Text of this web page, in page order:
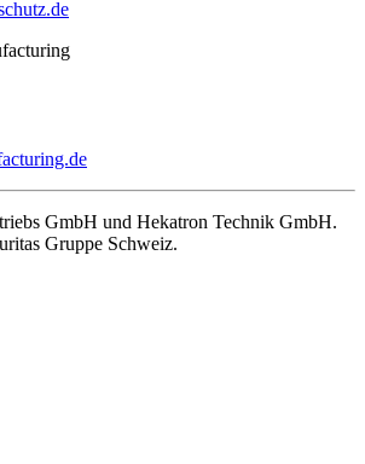
GmbH und Hekatron Technik GmbH.
Gruppe Schweiz.